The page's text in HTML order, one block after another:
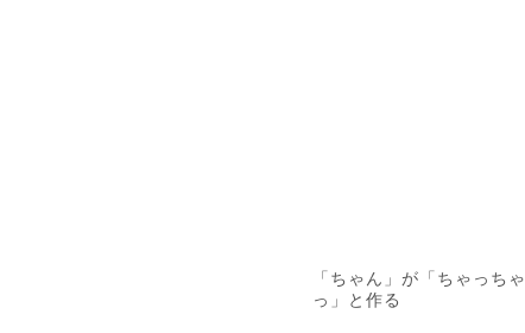
「ちゃん」が「ちゃっちゃ
っ」と作る